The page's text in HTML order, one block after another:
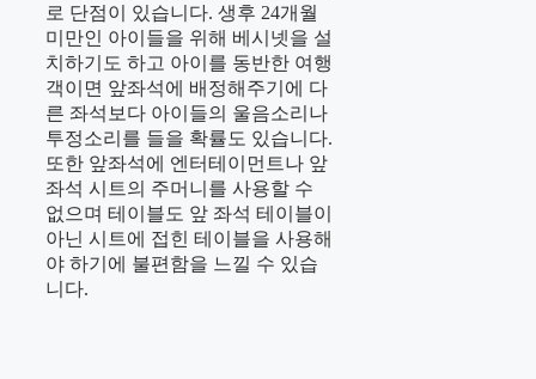
로 단점이 있습니다. 생후 24개월
미만인 아이들을 위해 베시넷을 설
치하기도 하고 아이를 동반한 여행
객이면 앞좌석에 배정해주기에 다
른 좌석보다 아이들의 울음소리나
투정소리를 들을 확률도 있습니다.
또한 앞좌석에 엔터테이먼트나 앞
좌석 시트의 주머니를 사용할 수
없으며 테이블도 앞 좌석 테이블이
아닌 시트에 접힌 테이블을 사용해
야 하기에 불편함을 느낄 수 있습
니다.